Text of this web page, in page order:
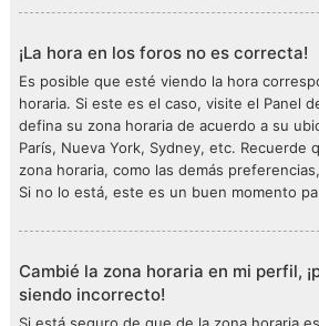
¡La hora en los foros no es correcta!
Es posible que esté viendo la hora
horaria. Si este es el caso, visite el Panel
defina su zona horaria de acuerdo a su
París, Nueva York, Sydney, etc. Recuerde
zona horaria, como las demás
Si no lo está, este es un buen momento
Cambié la zona horaria en mi perfil,
siendo incorrecto!